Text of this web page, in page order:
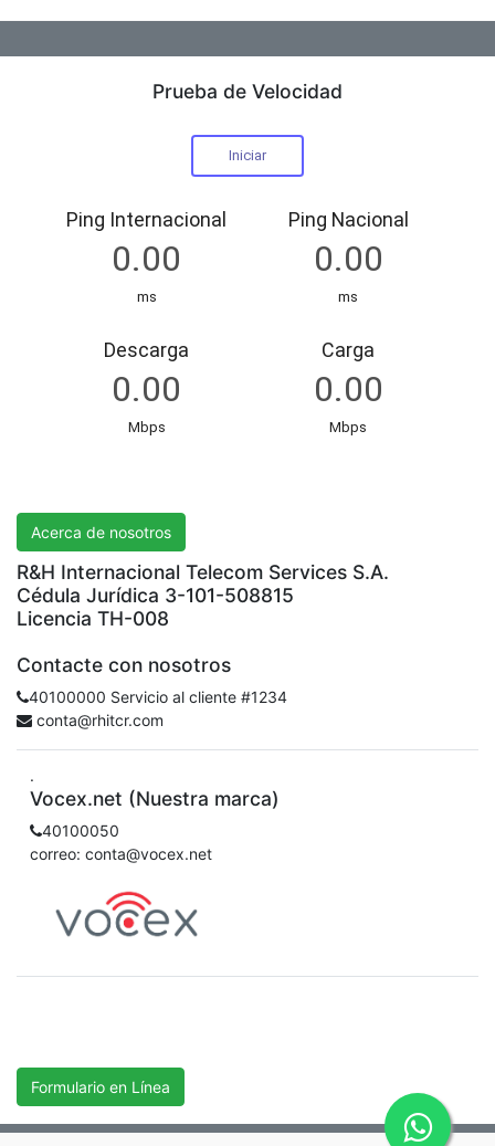
Prueba de Velocidad
Acerca de nosotros
R&H Internacional Telecom Services S.A.
Cédula Jurídica 3-101-508815
Licencia TH-008
Contacte con nosotros
40100000 Servicio al cliente #1234
conta@rhitcr.com
.
Vocex.net (Nuestra marca)
40100050
correo: conta@vocex.net
Formulario en Línea